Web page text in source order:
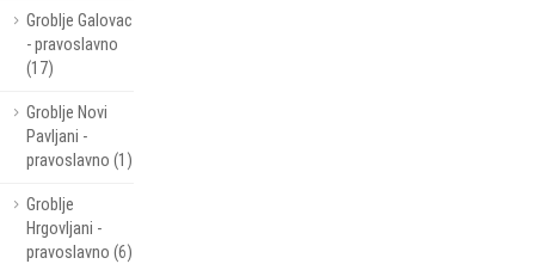
Groblje Galovac
- pravoslavno
(17)
Groblje Novi
Pavljani -
pravoslavno (1)
Groblje
Hrgovljani -
pravoslavno (6)